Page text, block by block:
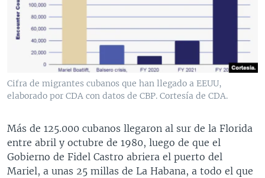
Cifra de migrantes cubanos que han llegado a EEUU,
elaborado por CDA con datos de CBP. Cortesía de CDA.
Más de 125.000 cubanos llegaron al sur de la Florida
entre abril y octubre de 1980, luego de que el
Gobierno de Fidel Castro abriera el puerto del
Mariel, a unas 25 millas de La Habana, a todo el que